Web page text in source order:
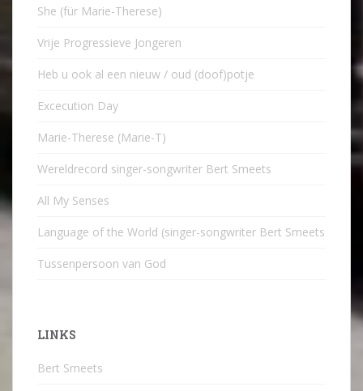
She (für Marie-Therese)
Vrije Progressieve Jongeren
Heb u ook al een nieuw / oud (doof)potje
Excecution Day
Marie-Therese (Marie-T)
Wereldrecord singer-songwriter Bert Smeets
All My Senses
Language of the World (singer-songwriter Bert Smeets
Tussenpersoon van God
LINKS
Bert Smeets